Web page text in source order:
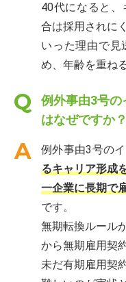
40代になると
合は採用されに
いった理由で見
め、年齢を重ね
例外事由3号
はなぜですか？
例外事由3号の
るキャリア形成
一企業に長期で
です。
無期転換ルール
から無期雇用契
未だ有期雇用契